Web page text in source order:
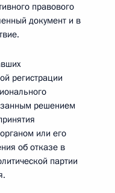
правового
документ и в
регистрации
решением
или его
об отказе в
партии